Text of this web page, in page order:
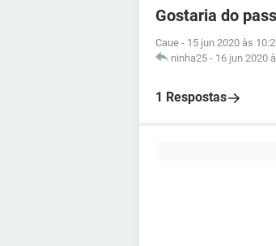
Gostaria do
Caue - 15 jun 2020 às
ninha25 - 16 jun 2020
1 Respostas